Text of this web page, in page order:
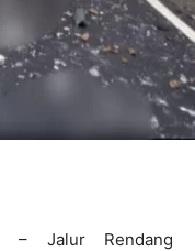
– Jalur Rendang